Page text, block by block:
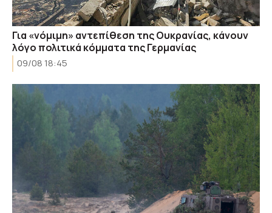
Για «νόμιμη» αντεπίθεση της Ουκρανίας, κάνουν
λόγο πολιτικά κόμματα της Γερμανίας
09/08 18:45